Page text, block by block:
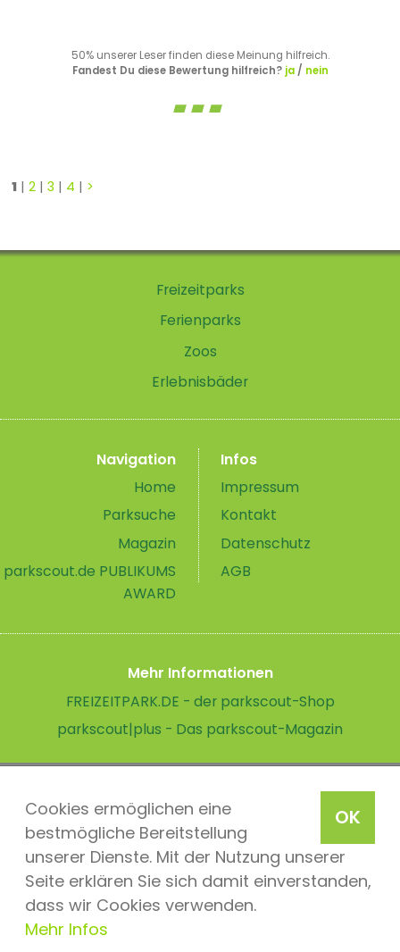
OK
Cookies ermöglichen eine
bestmögliche Bereitstellung
unserer Dienste. Mit der Nutzung unserer
Seite erklären Sie sich damit einverstanden,
dass wir Cookies verwenden.
Mehr Infos
50% unserer Leser finden diese Meinung hilfreich.
Fandest Du diese Bewertung hilfreich? ja/ nein
1| 2| 3 | 4 | >
Freizeitparks
Ferienparks
Zoos
Erlebnisbäder
Navigation
Home
Parksuche
Magazin
parkscout.de PUBLIKUMS
AWARD
Infos
Impressum
Kontakt
Datenschutz
AGB
Mehr Informationen
FREIZEITPARK.DE - der parkscout-Shop
parkscout|plus - Das parkscout-Magazin
parkscout.de 2026, ein Produkt der Parkteam AG